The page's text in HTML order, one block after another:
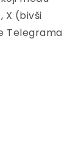
X (bivši
Telegrama